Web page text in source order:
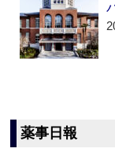
薬事日報